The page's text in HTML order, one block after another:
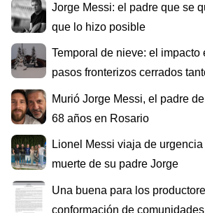
Jorge Messi: el padre que se
que lo hizo posible
Temporal de nieve: el impacto
pasos fronterizos cerrados
Murió Jorge Messi, el padre
68 años en Rosario
Lionel Messi viaja de
muerte de su padre Jorge
Una buena para los
conformación de